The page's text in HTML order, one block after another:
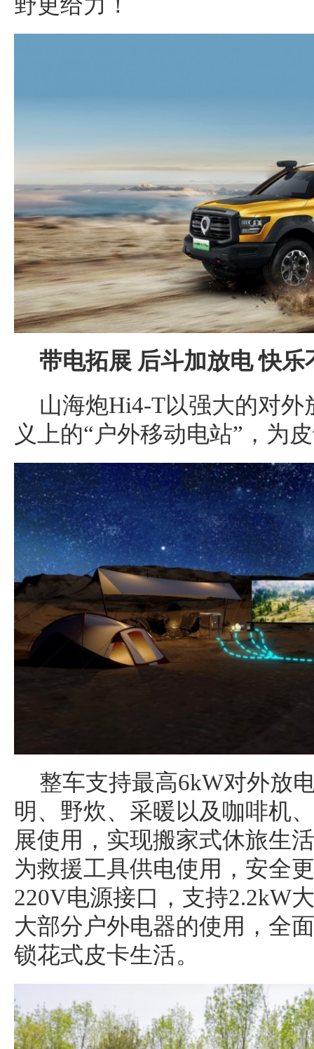
带电拓展 后斗加放电 快乐
山海炮Hi4-T以强大的对
义上的“户外移动电站”，为
整车支持最高6kW对外放
明、野炊、采暖以及咖啡机
展使用，实现搬家式休旅生
为救援工具供电使用，安全
220V电源接口，支持2.2kW
大部分户外电器的使用，全
锁花式皮卡生活。